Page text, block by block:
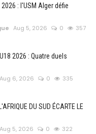
: l'USM Alger défie
Aug 5, 2026 0 357
2026 : Quatre duels
Aug 6, 2026 0 335
DU SUD ÉCARTE LE
Aug 5, 2026 0 322